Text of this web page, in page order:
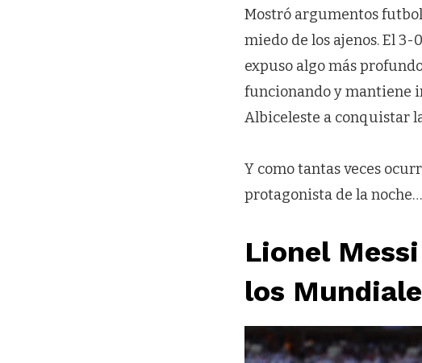
Mostró argumentos
miedo de los ajenos. El
expuso algo más
funcionando y mantiene
Albiceleste a conquistar
Y como tantas veces
protagonista de la
Lionel
los